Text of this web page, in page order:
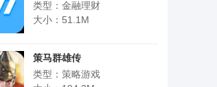
类型：金融理财
大小：51.1M
策马群雄传
类型：策略游戏